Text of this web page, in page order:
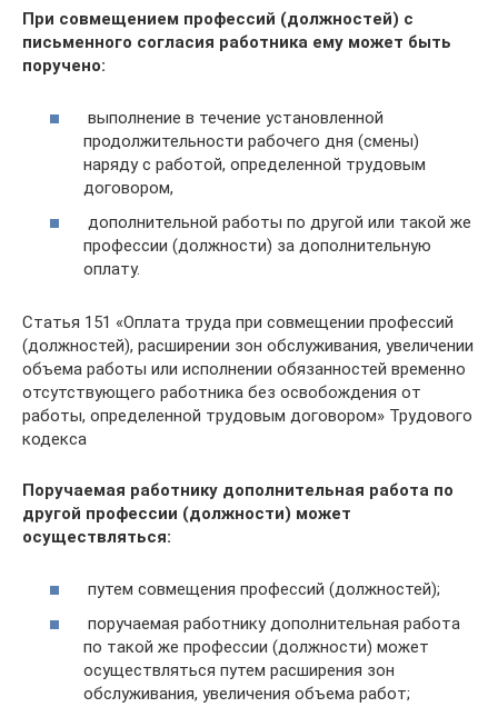
При совмещением профессий (должностей) с
письменного согласия работника ему может быть
поручено:
выполнение в течение установленной
продолжительности рабочего дня (смены)
наряду с работой, определенной трудовым
договором,
дополнительной работы по другой или такой же
профессии (должности) за дополнительную
оплату.
Статья 151 «Оплата труда при совмещении профессий
(должностей), расширении зон обслуживания, увеличении
объема работы или исполнении обязанностей временно
отсутствующего работника без освобождения от
работы, определенной трудовым договором» Трудового
кодекса
Поручаемая работнику дополнительная работа по
другой профессии (должности) может
осуществляться:
путем совмещения профессий (должностей);
поручаемая работнику дополнительная работа
по такой же профессии (должности) может
осуществляться путем расширения зон
обслуживания, увеличения объема работ;